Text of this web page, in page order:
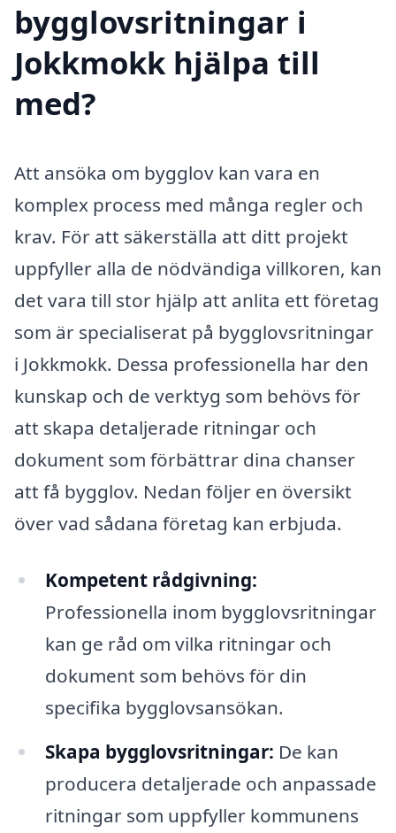
bygglovsritningar i
Jokkmokk hjälpa till
med?
Att ansöka om bygglov kan vara en
komplex process med många regler och
krav. För att säkerställa att ditt projekt
uppfyller alla de nödvändiga villkoren, kan
det vara till stor hjälp att anlita ett företag
som är specialiserat på bygglovsritningar
i Jokkmokk. Dessa professionella har den
kunskap och de verktyg som behövs för
att skapa detaljerade ritningar och
dokument som förbättrar dina chanser
att få bygglov. Nedan följer en översikt
över vad sådana företag kan erbjuda.
Kompetent rådgivning:
Professionella inom bygglovsritningar
kan ge råd om vilka ritningar och
dokument som behövs för din
specifika bygglovsansökan.
Skapa bygglovsritningar: De kan
producera detaljerade och anpassade
ritningar som uppfyller kommunens